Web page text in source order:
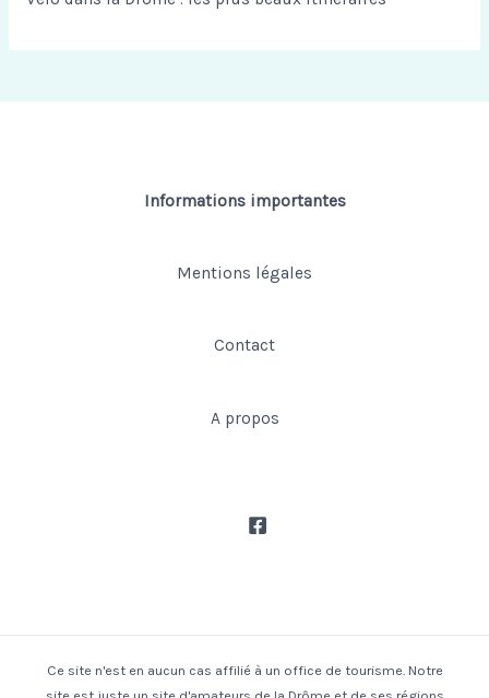
Informations importantes
Mentions légales
Contact
A propos
Ce site n'est en aucun cas affilié à un office de tourisme. Notre